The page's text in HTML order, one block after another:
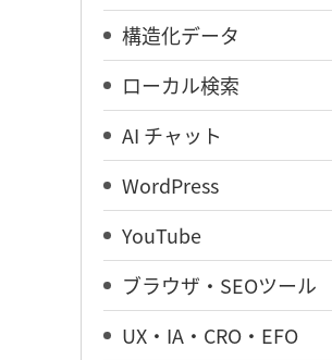
構造化データ
ローカル検索
AI チャット
WordPress
YouTube
ブラウザ・SEOツール
UX・IA・CRO・EFO